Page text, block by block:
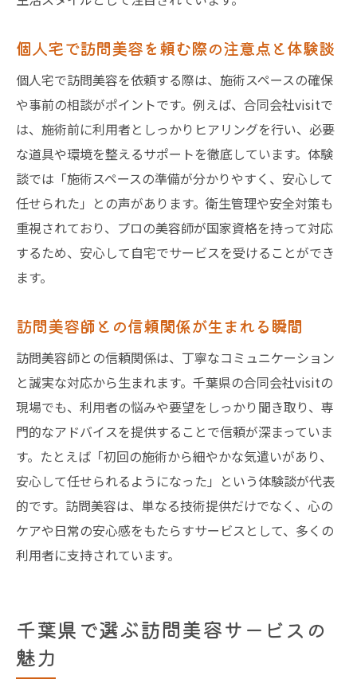
個人宅での衛生管理に特化した訪問美容の
談
介護と両立できる訪問美容のメリット
介護と訪問美容を両立するための工夫と利
点
自宅介護中でも訪問美容を受けやすい理由
訪問美容が介護家族にもたらす安心感とは
訪問美容で高齢者の生活が豊かになる体験
強み
訪問美容の活用が家族の負担を軽減する事
例
体験談から学ぶ訪問美容の上手な活用法
利用者体験談に学ぶ訪問美容の賢い使い方
訪問美容を効果的に活用するためのポイン
ト
実際の訪問美容活用例から得られるヒント
訪問美容サービス満足度を高めるコツ
個人宅で訪問美容を頼む際の注意点と体験談
個人宅で訪問美容を依頼する際は、施術スペースの確保
や事前の相談がポイントです。例えば、合同会社visitで
は、施術前に利用者としっかりヒアリングを行い、必要
な道具や環境を整えるサポートを徹底しています。体験
談では「施術スペースの準備が分かりやすく、安心して
任せられた」との声があります。衛生管理や安全対策も
重視されており、プロの美容師が国家資格を持って対応
するため、安心して自宅でサービスを受けることができ
ます。
訪問美容師との信頼関係が生まれる瞬間
訪問美容師との信頼関係は、丁寧なコミュニケーション
と誠実な対応から生まれます。千葉県の合同会社visitの
現場でも、利用者の悩みや要望をしっかり聞き取り、専
門的なアドバイスを提供することで信頼が深まっていま
す。たとえば「初回の施術から細やかな気遣いがあり、
安心して任せられるようになった」という体験談が代表
的です。訪問美容は、単なる技術提供だけでなく、心の
ケアや日常の安心感をもたらすサービスとして、多くの
利用者に支持されています。
千葉県で選ぶ訪問美容サービスの
魅力